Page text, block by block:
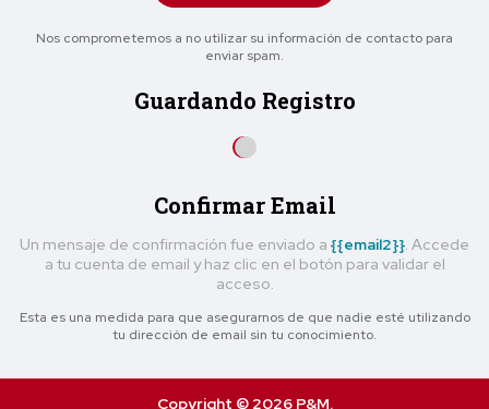
Nos comprometemos a no utilizar su información de contacto para
enviar spam.
Guardando Registro
Confirmar Email
Un mensaje de confirmación fue enviado a {{email2}} . Accede
a tu cuenta de email y haz clic en el botón para validar el
acceso.
Esta es una medida para que asegurarnos de que nadie esté utilizando
tu dirección de email sin tu conocimiento.
Copyright © 2026 P&M.